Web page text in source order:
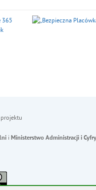
i Ministerstwo Administracji i